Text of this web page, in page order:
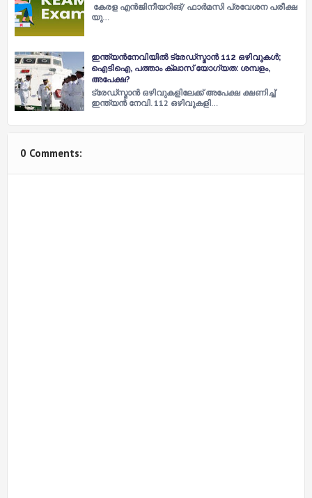
കേ​ര​ള എ​ന്‍​ജി​നീ​യ​റി​ങ്​/ ഫാ​ര്‍​മ​സി പ്ര​വേ​ശ​ന പ​രീ​ക്ഷ​
യു​…
ഇന്ത്യൻനേവിയിൽ ട്രേഡ്സ്മാൻ 112 ഒഴിവുകൾ;
ഐടിഐ, പത്താം ക്ലാസ് യോ​ഗ്യത: ശമ്പളം,
അപേക്ഷ?
ട്രേഡ്സ്മാൻ ഒഴിവുകളിലേക്ക് അപേക്ഷ ക്ഷണിച്ച്
ഇന്ത്യൻ നേവി. 112 ഒഴിവുകളി…
0 Comments: